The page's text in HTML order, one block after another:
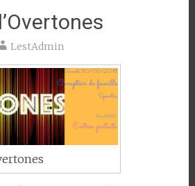
LestAdmin